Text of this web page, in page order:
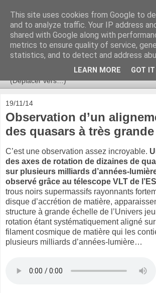
Ça se passe là
Astronomie, Astrophysique,
L'infini se contemple, indéfiniment. ISSN
19/11/14
Observation d’un
des quasars à très
C’est une observation assez incroyable.
des axes de rotation de dizaines de
sur plusieurs milliards d’années-
observé grâce au télescope VLT de
trous noirs supermassifs rayonnants
disque d’accrétion de matière,
structure à grande échelle de l’Univers
rotation étant systématiquement aligné
filament cosmique de matière qui les
plusieurs milliards d’années-lumière…
This site uses cookies from Google to
and to analyze traffic. Your IP address
shared with Google along with
metrics to ensure quality of service,
statistics, and to detect and address
LEARN MORE GOT IT